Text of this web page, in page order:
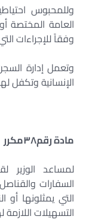
وللمحبوس
العامة المختصة
وفقاً للإجراءات
وتعمل إدارة
الإنسانية وتكفل
مادة رقم٣٨مكرر
لمساعد الوزير
السفارات
التي يمثلونها
التسهيلات